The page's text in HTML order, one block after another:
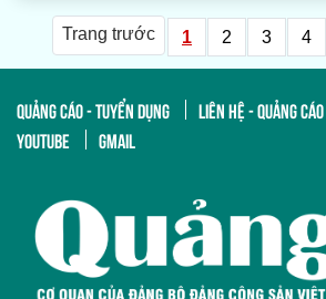
Trang trước 1 2 3 4
QUẢNG CÁO - TUYỂN DỤNG LIÊN HỆ - QUẢNG CÁO
YOUTUBE
GMAIL